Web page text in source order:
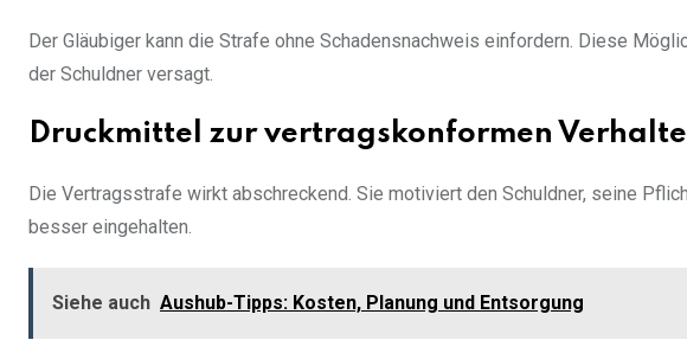
Der Gläubiger kann die Strafe ohne Schadensnachweis einfordern. Diese
der Schuldner versagt.
Druckmittel zur vertragskonformen
Die Vertragsstrafe wirkt abschreckend. Sie motiviert den Schuldner, seine
besser eingehalten.
Siehe auch Aushub-Tipps: Kosten, Planung und Entsorgung